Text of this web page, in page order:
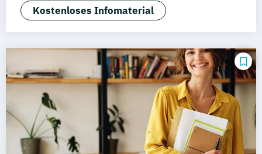
Kostenloses Infomaterial